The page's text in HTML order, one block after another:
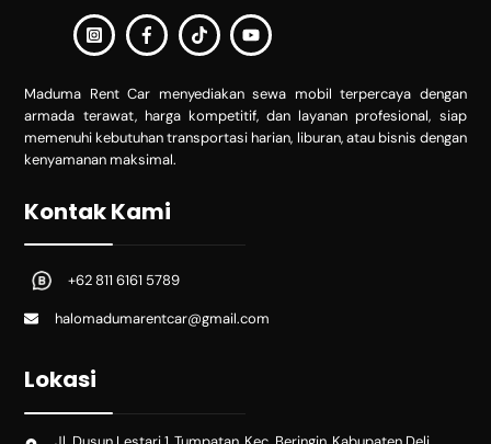
Maduma Rent Car menyediakan sewa mobil terpercaya dengan
armada terawat, harga kompetitif, dan layanan profesional, siap
memenuhi kebutuhan transportasi harian, liburan, atau bisnis dengan
kenyamanan maksimal.
Kontak Kami
+62 811 6161 5789
halomadumarentcar@gmail.com
Lokasi